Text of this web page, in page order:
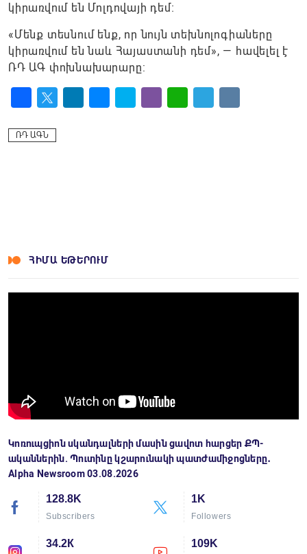
կիրառվում են Մոլդովայի դեմ։
«Մենք տեսնում ենք, որ նույն տեխնոլոգիաները
կիրառվում են նաև Հայաստանի դեմ», — հավելել է
ՌԴ ԱԳ փոխնախարարը:
ՌԴ ԱԳՆ
ՀԻՄԱ ԵԹԵՐՈՒՄ
Կոռուպցիոն սկանդալների մասին ցավոտ հարցեր ՔՊ-
ականներին. Պուտինը կշարունակի պատժամիջոցները․
Alpha Newsroom 03.08.2026
128.8K
Subscribers
1K
Followers
34.2К 109K